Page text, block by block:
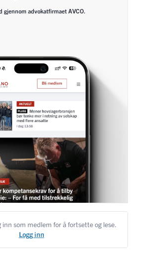
gjennom advokatfirmaet AVCO.
inn som medlem for å fortsette og lese.
Logg inn